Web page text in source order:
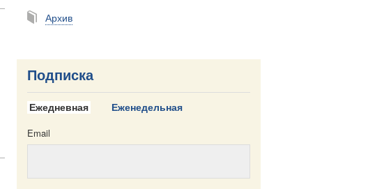
Архив
Подписка
Ежедневная Еженедельная
Email